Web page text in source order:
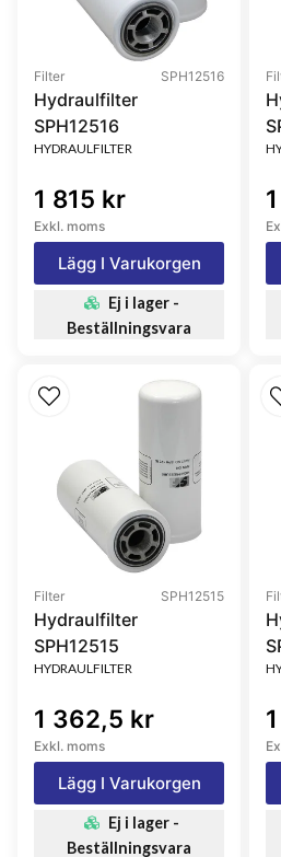
Filter SPH12516
Hydraulfilter
SPH12516
HYDRAULFILTER
1 815 kr
Exkl. moms
Lägg I Varukorgen
Ej i lager -
Beställningsvara
Filter SPH12515
Hydraulfilter
SPH12515
HYDRAULFILTER
1 362,5 kr
Exkl. moms
Lägg I Varukorgen
Ej i lager -
Beställningsvara